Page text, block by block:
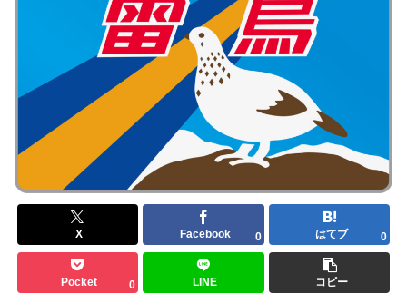
X Facebook 0 はてブ 0
Pocket 0 LINE コピー